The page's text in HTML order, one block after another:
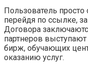
Пользователь
перейдя по ссылке,
Договора
партнеров
бирж, обучающих
оказанию услуг.